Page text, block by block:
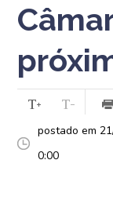
postado em
0:00